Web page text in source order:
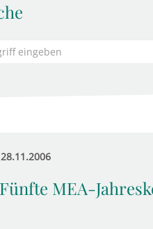
28.11.2006
Fünfte MEA-